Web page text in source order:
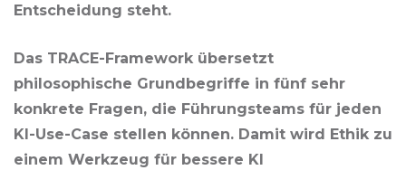
Entscheidung steht.
Das TRACE-Framework übersetzt
philosophische Grundbegriffe in fünf sehr
konkrete Fragen, die Führungsteams für jeden
KI-Use-Case stellen können. Damit wird Ethik zu
einem Werkzeug für bessere KI